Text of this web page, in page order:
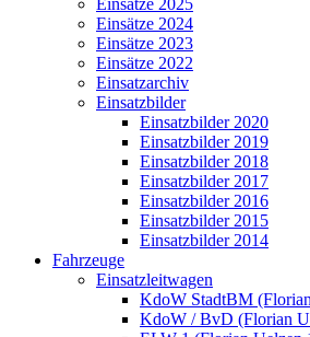
Einsätze 2025
Einsätze 2024
Einsätze 2023
Einsätze 2022
Einsatzarchiv
Einsatzbilder
Einsatzbilder 2020
Einsatzbilder 2019
Einsatzbilder 2018
Einsatzbilder 2017
Einsatzbilder 2016
Einsatzbilder 2015
Einsatzbilder 2014
Fahrzeuge
Einsatzleitwagen
KdoW StadtBM
KdoW / BvD (Florian